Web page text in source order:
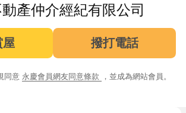
產仲介經紀有限公司
屋 撥打電話
同意 永慶會員網友同意條款 ，並成為網站會員。